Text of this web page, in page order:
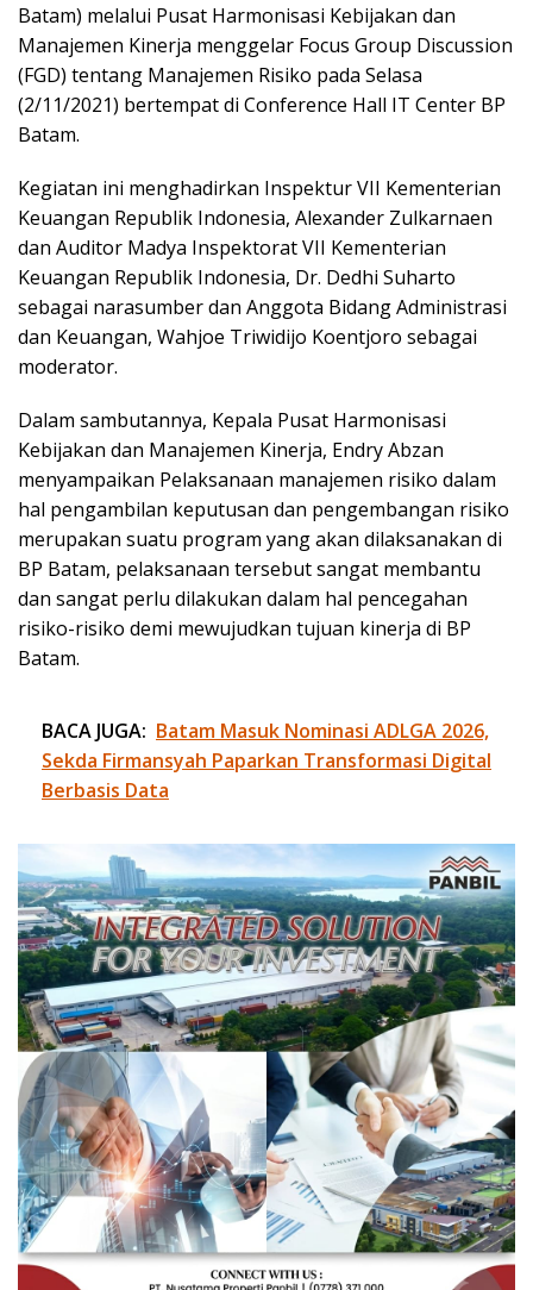
Batam) melalui Pusat Harmonisasi Kebijakan dan
Manajemen Kinerja menggelar Focus Group Discussion
(FGD) tentang Manajemen Risiko pada Selasa
(2/11/2021) bertempat di Conference Hall IT Center BP
Batam.
Kegiatan ini menghadirkan Inspektur VII Kementerian
Keuangan Republik Indonesia, Alexander Zulkarnaen
dan Auditor Madya Inspektorat VII Kementerian
Keuangan Republik Indonesia, Dr. Dedhi Suharto
sebagai narasumber dan Anggota Bidang Administrasi
dan Keuangan, Wahjoe Triwidijo Koentjoro sebagai
moderator.
Dalam sambutannya, Kepala Pusat Harmonisasi
Kebijakan dan Manajemen Kinerja, Endry Abzan
menyampaikan Pelaksanaan manajemen risiko dalam
hal pengambilan keputusan dan pengembangan risiko
merupakan suatu program yang akan dilaksanakan di
BP Batam, pelaksanaan tersebut sangat membantu
dan sangat perlu dilakukan dalam hal pencegahan
risiko-risiko demi mewujudkan tujuan kinerja di BP
Batam.
BACA JUGA: Batam Masuk Nominasi ADLGA 2026,
Sekda Firmansyah Paparkan Transformasi Digital
Berbasis Data